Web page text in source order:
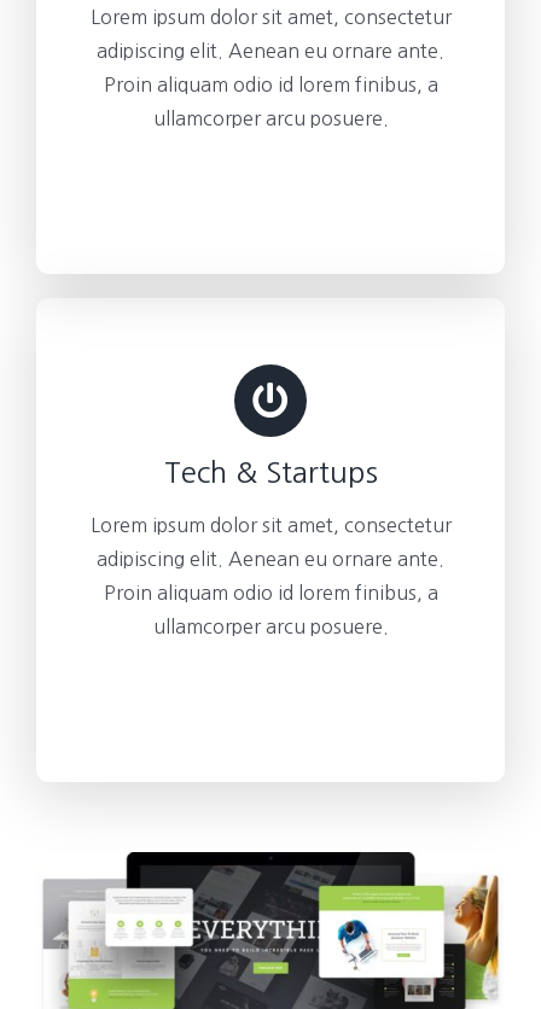
Lorem ipsum dolor sit amet, consectetur
adipiscing elit. Aenean eu ornare ante.
Proin aliquam odio id lorem finibus, a
ullamcorper arcu posuere.
Tech & Startups
Lorem ipsum dolor sit amet, consectetur
adipiscing elit. Aenean eu ornare ante.
Proin aliquam odio id lorem finibus, a
ullamcorper arcu posuere.